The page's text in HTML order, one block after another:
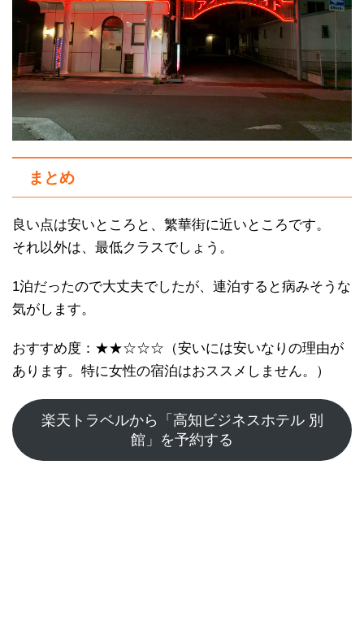
まとめ
良い点は安いところと、繁華街に近いところです。
それ以外は、最低クラスでしょう。
1泊だったので大丈夫でしたが、連泊すると病みそうな
気がします。
おすすめ度：★★☆☆☆（安いには安いなりの理由が
あります。特に女性の宿泊はおススメしません。）
楽天トラベルから「高知ビジネスホテル 別
館」を予約する